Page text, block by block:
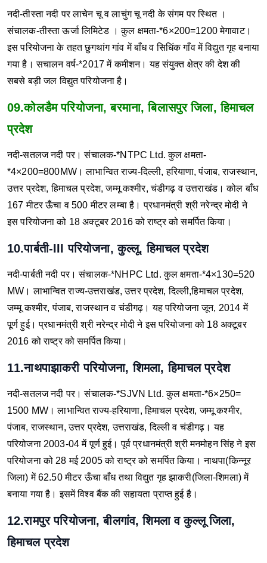
नदी-तीस्ता नदी पर लाचेन चू व लाचुंग चू नदी के संगम पर स्थित ।
संचालक-तीस्ता ऊर्जा लिमिटेड । कुल क्षमता-*6×200=1200 मेगावाट।
इस परियोजना के तहत छुगथांग गांव में बाँध व सिधिंक गाँव में विद्युत गृह बनाया
गया है। सचालन वर्ष-*2017 में कमीशन। यह संयुक्त क्षेत्र की देश की
सबसे बड़ी जल विद्युत परियोजना है।
09.कोलडैम परियोजना, बरमाना, बिलासपुर जिला, हिमाचल
प्रदेश
नदी-सतलज नदी पर। संचालक-*NTPC Ltd. कुल क्षमता-
*4×200=800MW। लाभान्वित राज्य-दिल्ली, हरियाणा, पंजाब, राजस्थान,
उत्तर प्रदेश, हिमाचल प्रदेश, जम्मू कश्मीर, चंडीगढ़ व उत्तराखंड। कोल बाँध
167 मीटर ऊँचा व 500 मीटर लम्बा है। प्रधानमंत्री श्री नरेन्द्र मोदी ने
इस परियोजना को 18 अक्टूबर 2016 को राष्ट्र को समर्पित किया।
10.पार्बती-III परियोजना, कुल्लू, हिमाचल प्रदेश
नदी-पार्बती नदी पर। संचालक-*NHPC Ltd. कुल क्षमता-*4×130=520
MW। लाभान्वित राज्य-उत्तराखंड, उत्तर प्रदेश, दिल्ली,हिमाचल प्रदेश,
जम्मू कश्मीर, पंजाब, राजस्थान व चंडीगढ़। यह परियोजना जून, 2014 में
पूर्ण हुई। प्रधानमंत्री श्री नरेन्द्र मोदी ने इस परियोजना को 18 अक्टूबर
2016 को राष्ट्र को समर्पित किया।
11.नाथपाझाकरी परियोजना, शिमला, हिमाचल प्रदेश
नदी-सतलज नदी पर। संचालक-*SJVN Ltd. कुल क्षमता-*6×250=
1500 MW। लाभान्वित राज्य-हरियाणा, हिमाचल प्रदेश, जम्मू कश्मीर,
पंजाब, राजस्थान, उत्तर प्रदेश, उत्तराखंड, दिल्ली व चंडीगढ़। यह
परियोजना 2003-04 में पूर्ण हुई। पूर्व प्रधानमंत्री श्री मनमोहन सिंह ने इस
परियोजना को 28 मई 2005 को राष्ट्र को समर्पित किया। नाथपा(किन्नूर
जिला) में 62.50 मीटर ऊँचा बाँध तथा विद्युत गृह झाकरी(जिला-शिमला) में
बनाया गया है। इसमें विश्व बैंक की सहायता प्राप्त हुई है।
12.रामपुर परियोजना, बीलगांव, शिमला व कुल्लू जिला,
हिमाचल प्रदेश